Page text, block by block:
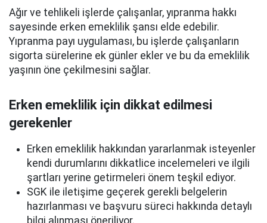
Ağır ve tehlikeli işlerde çalışanlar, yıpranma hakkı
sayesinde erken emeklilik şansı elde edebilir.
Yıpranma payı uygulaması, bu işlerde çalışanların
sigorta sürelerine ek günler ekler ve bu da emeklilik
yaşının öne çekilmesini sağlar.
Erken emeklilik için dikkat edilmesi
gerekenler
Erken emeklilik hakkından yararlanmak isteyenler
kendi durumlarını dikkatlice incelemeleri ve ilgili
şartları yerine getirmeleri önem teşkil ediyor.
SGK ile iletişime geçerek gerekli belgelerin
hazırlanması ve başvuru süreci hakkında detaylı
bilgi alınması öneriliyor.